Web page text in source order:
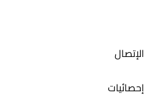
الإتصال
إحصائيات